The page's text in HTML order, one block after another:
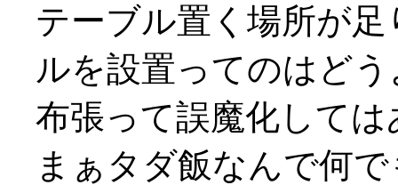
テーブル置く場所が
ルを設置ってのはどう
布張って誤魔化して
まぁタダ飯なんで何